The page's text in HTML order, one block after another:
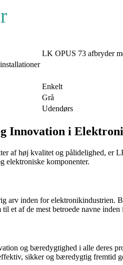
LK OPUS 73 afbryder
Enkelt
Grå
Udendørs
Innovation i
af høj kvalitet og pålidelighed, er
elektroniske komponenter.
arv inden for elektronikindustrien.
et af de mest betroede navne inden
og bæredygtighed i alle deres
sikker og bæredygtig fremtid